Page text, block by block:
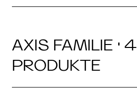
AXIS FAMILIE · 4
PRODUKTE